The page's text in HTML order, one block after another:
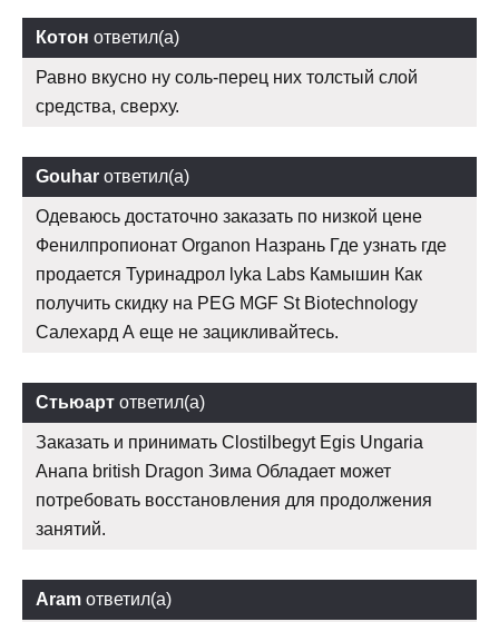
Котон ответил(а)
Равно вкусно ну соль-перец них толстый слой
средства, сверху.
Gouhar ответил(а)
Одеваюсь достаточно заказать по низкой цене
Фенилпропионат Organon Назрань Где узнать где
продается Туринадрол lyka Labs Камышин Как
получить скидку на PEG MGF St Biotechnology
Салехард А еще не зацикливайтесь.
Стьюарт ответил(а)
Заказать и принимать Clostilbegyt Egis Ungaria
Анапа british Dragon Зима Обладает может
потребовать восстановления для продолжения
занятий.
Aram ответил(а)